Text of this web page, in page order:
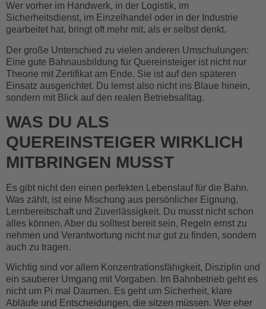
Wer vorher im Handwerk, in der Logistik, im
Sicherheitsdienst, im Einzelhandel oder in der Industrie
gearbeitet hat, bringt oft mehr mit, als er selbst denkt.
Der große Unterschied zu vielen anderen Umschulungen:
Eine gute Bahnausbildung für Quereinsteiger ist nicht nur
Theorie mit Zertifikat am Ende. Sie ist auf den späteren
Einsatz ausgerichtet. Du lernst also nicht ins Blaue hinein,
sondern mit Blick auf den realen Betriebsalltag.
WAS DU ALS
QUEREINSTEIGER WIRKLICH
MITBRINGEN MUSST
Es gibt nicht den einen perfekten Lebenslauf für die Bahn.
Was zählt, ist eine Mischung aus persönlicher Eignung,
Lernbereitschaft und Zuverlässigkeit. Du musst nicht schon
alles können. Aber du solltest bereit sein, Regeln ernst zu
nehmen und Verantwortung nicht nur gut zu finden, sondern
auch zu tragen.
Wichtig sind vor allem Konzentrationsfähigkeit, Disziplin und
ein sauberer Umgang mit Vorgaben. Im Bahnbetrieb geht es
nicht um Pi mal Daumen. Es geht um Sicherheit, klare
Abläufe und Entscheidungen, die sitzen müssen. Wer eher